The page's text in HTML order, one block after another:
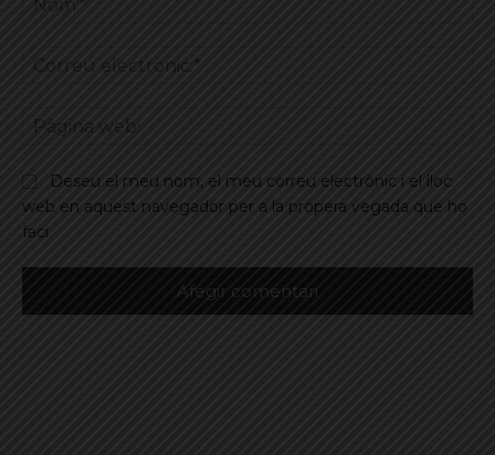
Deseu el meu nom, el meu correu electrònic i el lloc
web en aquest navegador per a la propera vegada que ho
faci.